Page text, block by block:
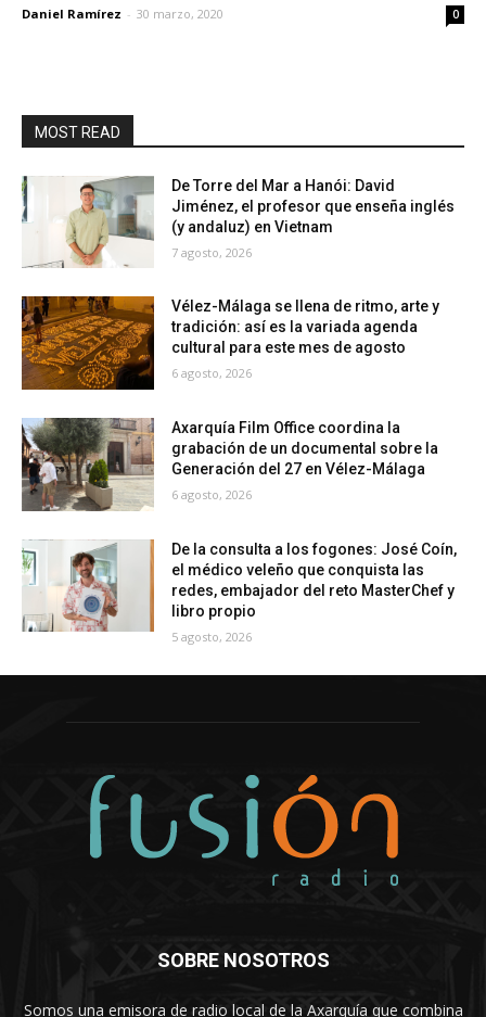
Daniel Ramírez - 30 marzo, 2020 0
MOST READ
De Torre del Mar a Hanói: David
Jiménez, el profesor que enseña inglés
(y andaluz) en Vietnam
7 agosto, 2026
Vélez-Málaga se llena de ritmo, arte y
tradición: así es la variada agenda
cultural para este mes de agosto
6 agosto, 2026
Axarquía Film Office coordina la
grabación de un documental sobre la
Generación del 27 en Vélez-Málaga
6 agosto, 2026
De la consulta a los fogones: José Coín,
el médico veleño que conquista las
redes, embajador del reto MasterChef y
libro propio
5 agosto, 2026
SOBRE NOSOTROS
Somos una emisora de radio local de la Axarquía que combina